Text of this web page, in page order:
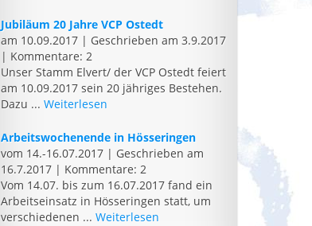
Jubiläum 20 Jahre VCP Ostedt
am 10.09.2017 | Geschrieben am 3.9.2017
| Kommentare: 2
Unser Stamm Elvert/ der VCP Ostedt feiert
am 10.09.2017 sein 20 jähriges Bestehen.
Dazu ...Weiterlesen
Arbeitswochenende in Hösseringen
vom 14.-16.07.2017 | Geschrieben am
16.7.2017 | Kommentare: 2
Vom 14.07. bis zum 16.07.2017 fand ein
Arbeitseinsatz in Hösseringen statt, um
verschiedenen ...Weiterlesen